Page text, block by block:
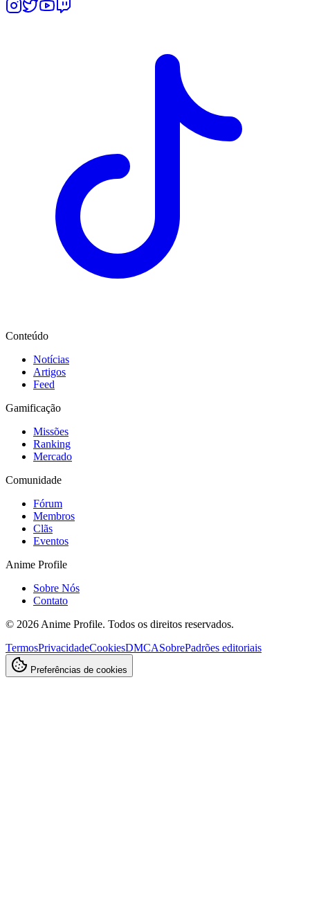
Conteúdo
Notícias
Artigos
Feed
Gamificação
Missões
Ranking
Mercado
Comunidade
Fórum
Membros
Clãs
Eventos
Anime Profile
Sobre Nós
Contato
© 2026 Anime Profile. Todos os direitos reservados.
TermosPrivacidadeCookiesDMCASobrePadrões editoriais
Preferências de cookies